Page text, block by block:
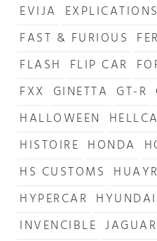
EVIJA EXPLICATIONS
FAST & FURIOUS
FLASH FLIP CAR
FXX GINETTA GT-R
HALLOWEEN
HISTOIRE HONDA
HS CUSTOMS
HYPERCAR HYUNDAI
INVENCIBLE JAGUAR